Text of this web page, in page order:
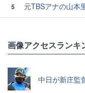
5
元TBSアナの山本
画像アクセスランキ
中日が新庄監